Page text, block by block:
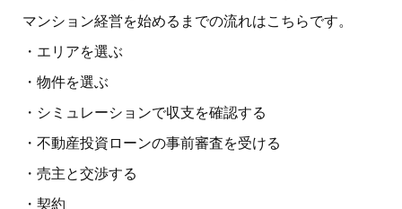
マンション経営を始めるまでの流れはこちらです。
・エリアを選ぶ
・物件を選ぶ
・シミュレーションで収支を確認する
・不動産投資ローンの事前審査を受ける
・売主と交渉する
・契約